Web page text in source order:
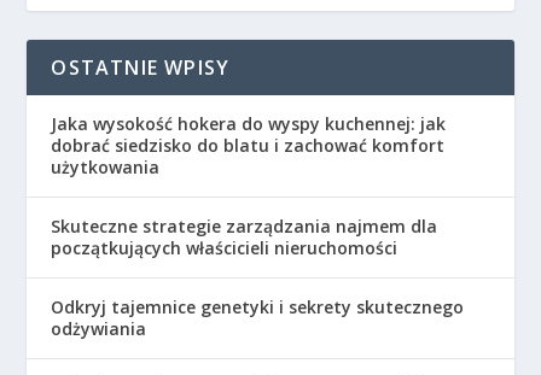
OSTATNIE WPISY
Jaka wysokość hokera do wyspy kuchennej: jak
dobrać siedzisko do blatu i zachować komfort
użytkowania
Skuteczne strategie zarządzania najmem dla
początkujących właścicieli nieruchomości
Odkryj tajemnice genetyki i sekrety skutecznego
odżywiania